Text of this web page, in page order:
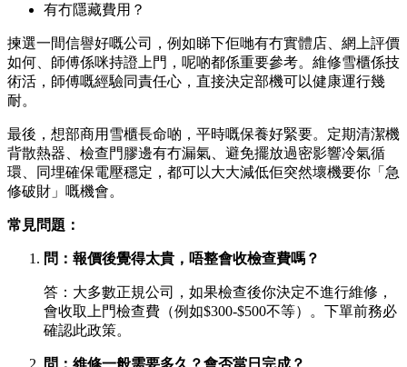
有冇隱藏費用？
揀選一間信譽好嘅公司，例如睇下佢哋有冇實體店、網上評價
如何、師傅係咪持證上門，呢啲都係重要參考。維修雪櫃係技
術活，師傅嘅經驗同責任心，直接決定部機可以健康運行幾
耐。
最後，想部商用雪櫃長命啲，平時嘅保養好緊要。定期清潔機
背散熱器、檢查門膠邊有冇漏氣、避免擺放過密影響冷氣循
環、同埋確保電壓穩定，都可以大大減低佢突然壞機要你「急
修破財」嘅機會。
常見問題：
問：報價後覺得太貴，唔整會收檢查費嗎？
答：大多數正規公司，如果檢查後你決定不進行維修，
會收取上門檢查費（例如$300-$500不等）。下單前務必
確認此政策。
問：維修一般需要多久？會否當日完成？